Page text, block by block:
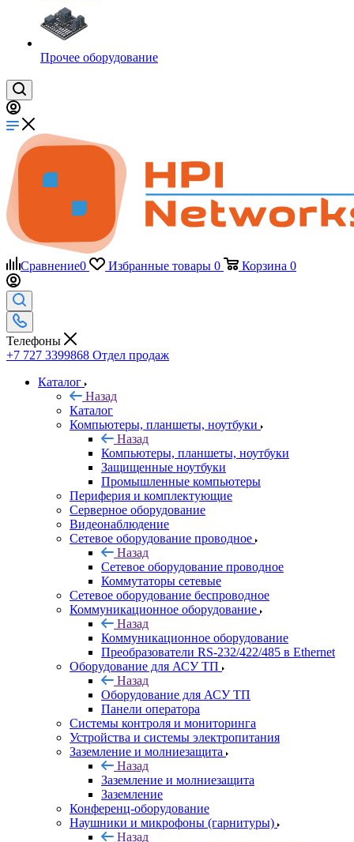
Прочее оборудование
Сравнение0 Избранные товары 0 Корзина 0
Телефоны
+7 727 3399868 Отдел продаж
Каталог
Назад
Каталог
Компьютеры, планшеты, ноутбуки
Назад
Компьютеры, планшеты, ноутбуки
Защищенные ноутбуки
Промышленные компьютеры
Периферия и комплектующие
Серверное оборудование
Видеонаблюдение
Сетевое оборудование проводное
Назад
Сетевое оборудование проводное
Коммутаторы сетевые
Сетевое оборудование беспроводное
Коммуникационное оборудование
Назад
Коммуникационное оборудование
Преобразователи RS-232/422/485 в Ethernet
Оборудование для АСУ ТП
Назад
Оборудование для АСУ ТП
Панели оператора
Системы контроля и мониторинга
Устройства и системы электропитания
Заземление и молниезащита
Назад
Заземление и молниезащита
Заземление
Конференц-оборудование
Наушники и микрофоны (гарнитуры)
Назад